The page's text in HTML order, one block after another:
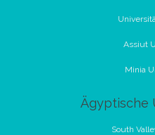
Assiut
Minia
Ägyptische
South